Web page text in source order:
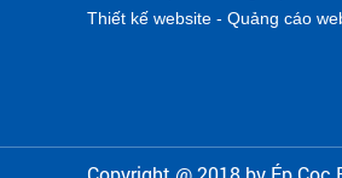
Thiết kế website - Quảng cáo